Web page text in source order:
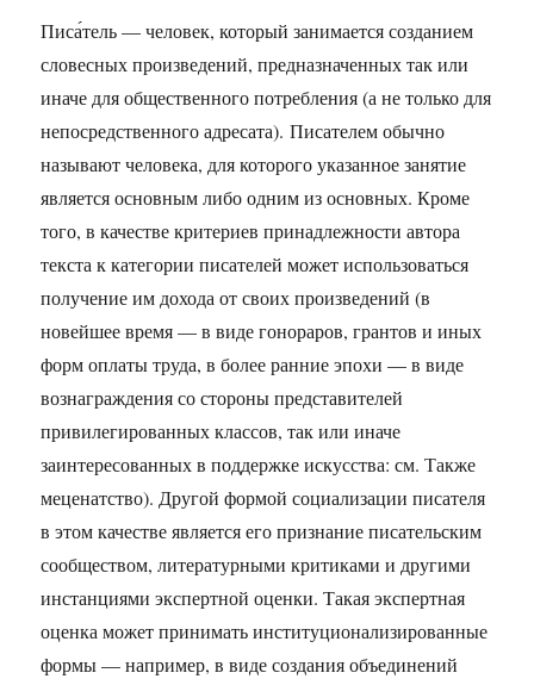
Писа́тель — человек, который занимается созданием
словесных произведений, предназначенных так или
иначе для общественного потребления (а не только для
непосредственного адресата). Писателем обычно
называют человека, для которого указанное занятие
является основным либо одним из основных. Кроме
того, в качестве критериев принадлежности автора
текста к категории писателей может использоваться
получение им дохода от своих произведений (в
новейшее время — в виде гонораров, грантов и иных
форм оплаты труда, в более ранние эпохи — в виде
вознаграждения со стороны представителей
привилегированных классов, так или иначе
заинтересованных в поддержке искусства: см. Также
меценатство). Другой формой социализации писателя
в этом качестве является его признание писательским
сообществом, литературными критиками и другими
инстанциями экспертной оценки. Такая экспертная
оценка может принимать институционализированные
формы — например, в виде создания объединений